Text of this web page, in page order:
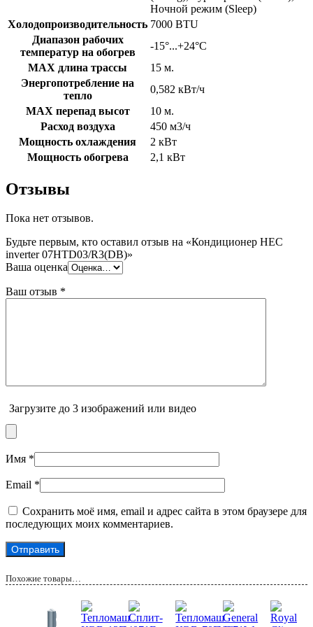
Ночной режим (Sleep)
Холодопроизводительность 7000 BTU
Диапазон рабочих
температур на обогрев
-15°...+24°C
MAX длина трассы
15 м.
Энергопотребление на
тепло
0,582 кВт/ч
MAX перепад высот
10 м.
Расход воздуха
450 м3/ч
Мощность охлаждения
2 кВт
Мощность обогрева
2,1 кВт
Отзывы
Пока нет отзывов.
Будьте первым, кто оставил отзыв на «Кондиционер HEC
inverter 07HTD03/R3(DB)»
Ваша оценка
Ваш отзыв *
Загрузите до 3 изображений или видео
Имя *
Email *
Сохранить моё имя, email и адрес сайта в этом браузере для
последующих моих комментариев.
Похожие товары…